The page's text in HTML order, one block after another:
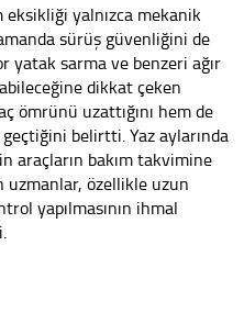
eksikliği yalnızca mekanik
sürüş güvenliğini de
sarma ve benzeri ağır
dikkat çeken
ömrünü uzattığını hem de
belirtti. Yaz aylarında
araçların bakım takvimine
uzmanlar, özellikle uzun
yapılmasının ihmal